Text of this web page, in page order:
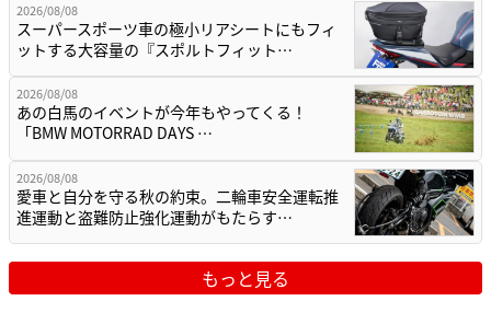
2026/08/08
スーパースポーツ車の極小リアシートにもフィ
ットする大容量の『スポルトフィット…
2026/08/08
あの白馬のイベントが今年もやってくる！
「BMW MOTORRAD DAYS …
2026/08/08
愛車と自分を守る秋の約束。二輪車安全運転推
進運動と盗難防止強化運動がもたらす…
もっと見る